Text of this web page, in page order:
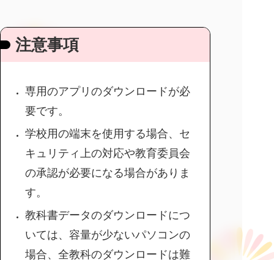
注意事項
専用のアプリのダウンロードが必
要です。
学校用の端末を使用する場合、セ
キュリティ上の対応や教育委員会
の承認が必要になる場合がありま
す。
教科書データのダウンロードにつ
いては、容量が少ないパソコンの
場合、全教科のダウンロードは難